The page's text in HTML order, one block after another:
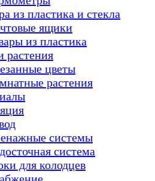
из пластика и стекла
ящики
из пластика
растения
цветы
растения
системы
система
для колодцев